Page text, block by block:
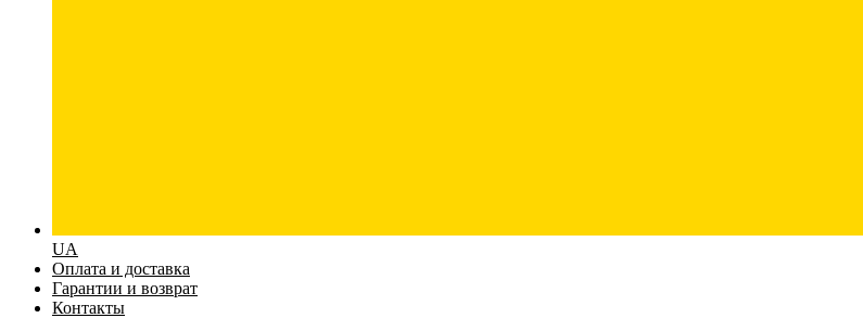
UA
Оплата и доставка
Гарантии и возврат
Контакты